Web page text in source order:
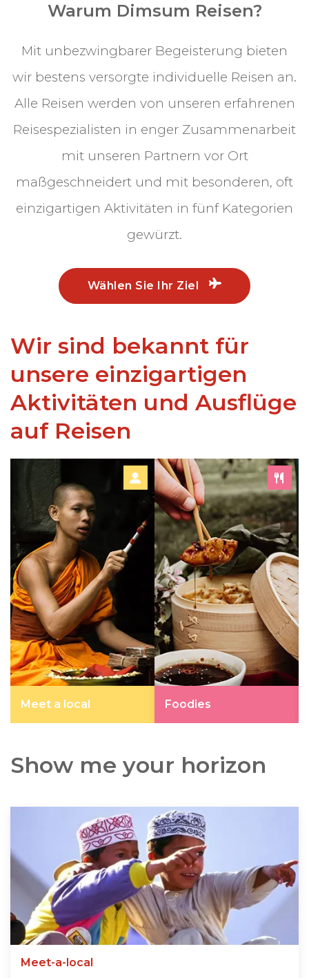
Warum Dimsum Reisen?
Mit unbezwingbarer Begeisterung bieten
wir bestens versorgte individuelle Reisen an.
Alle Reisen werden von unseren erfahrenen
Reisespezialisten in enger Zusammenarbeit
mit unseren Partnern vor Ort
maßgeschneidert und mit besonderen, oft
einzigartigen Aktivitäten in fünf Kategorien
gewürzt.
Wählen Sie Ihr Ziel
Wir sind bekannt für
unsere einzigartigen
Aktivitäten und Ausflüge
auf Reisen
Meet a local Foodies
Show me your horizon
Meet-a-local